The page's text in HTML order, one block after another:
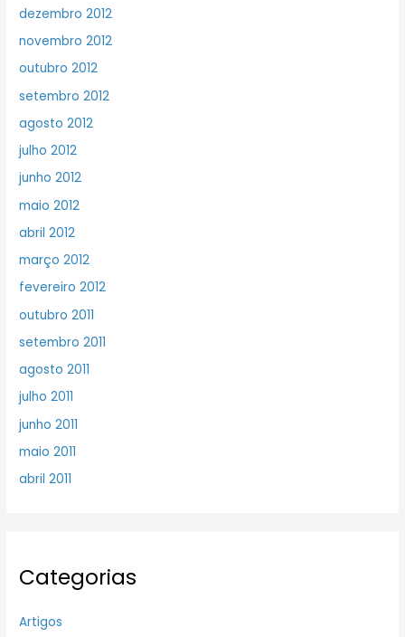
dezembro 2012
novembro 2012
outubro 2012
setembro 2012
agosto 2012
julho 2012
junho 2012
maio 2012
abril 2012
março 2012
fevereiro 2012
outubro 2011
setembro 2011
agosto 2011
julho 2011
junho 2011
maio 2011
abril 2011
Categorias
Artigos